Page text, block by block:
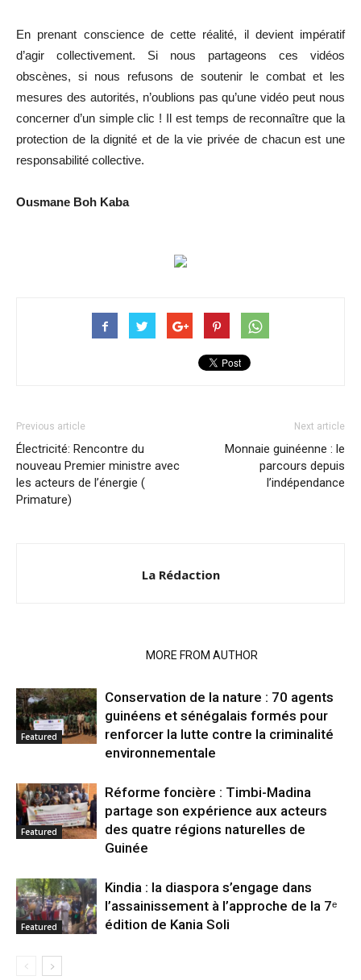
En prenant conscience de cette réalité, il devient impératif
d’agir collectivement. Si nous partageons ces vidéos
obscènes, si nous refusons de soutenir le combat et les
mesures des autorités, n’oublions pas qu’une vidéo peut nous
concerner d’un simple clic ! Il est temps de reconnaître que la
protection de la dignité et de la vie privée de chacun est une
responsabilité collective.
Ousmane Boh Kaba
Previous article
Électricité: Rencontre du
nouveau Premier ministre avec
les acteurs de l’énergie (
Primature)
Next article
Monnaie guinéenne : le
parcours depuis
l’indépendance
La Rédaction
MORE FROM AUTHOR
Featured
Conservation de la nature : 70 agents
guinéens et sénégalais formés pour
renforcer la lutte contre la criminalité
environnementale
Featured
Réforme foncière : Timbi-Madina
partage son expérience aux acteurs
des quatre régions naturelles de
Guinée
Featured
Kindia : la diaspora s’engage dans
l’assainissement à l’approche de la 7ᵉ
édition de Kania Soli